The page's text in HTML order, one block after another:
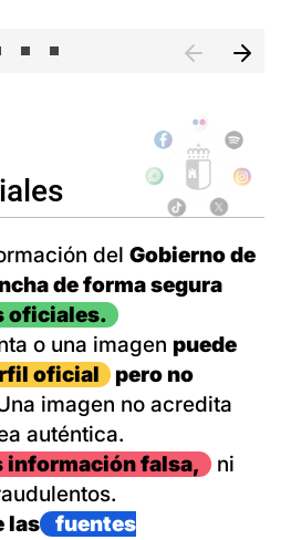
del Gobierno de
de forma segura
oficiales.
o una imagen puede
oficial
pero no
imagen no acredita
auténtica.
información falsa,
ni
las
fuentes